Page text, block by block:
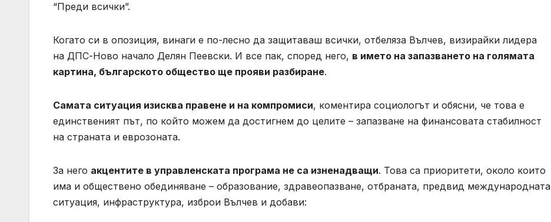
“Преди всички”.
Когато си в опозиция, винаги е по-лесно да защитаваш всички, отбеляза Вълчев, визирайки лидера
на ДПС-Ново начало Делян Пеевски. И все пак, според него, в името на запазването на голямата
картина, българското общество ще прояви разбиране.
Самата ситуация изисква правене и на компромиси, коментира социологът и обясни, че това е
единственият път, по който можем да достигнем до целите – запазване на финансовата стабилност
на страната и еврозоната.
За него акцентите в управленската програма не са изненадващи. Това са приоритети, около които
има и обществено обединяване – образование, здравеопазване, отбраната, предвид международната
ситуация, инфраструктура, изброи Вълчев и добави: